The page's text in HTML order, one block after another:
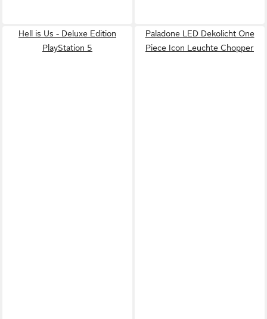
Hell is Us - Deluxe Edition
PlayStation 5
Paladone LED Dekolicht One
Piece Icon Leuchte Chopper